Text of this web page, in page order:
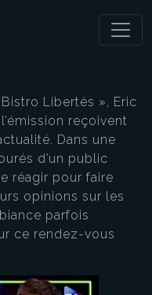
Libertés », Eric
reçoivent
Dans une
d’un public
réagir pour faire
opinions sur les
parfois
ce rendez-vous